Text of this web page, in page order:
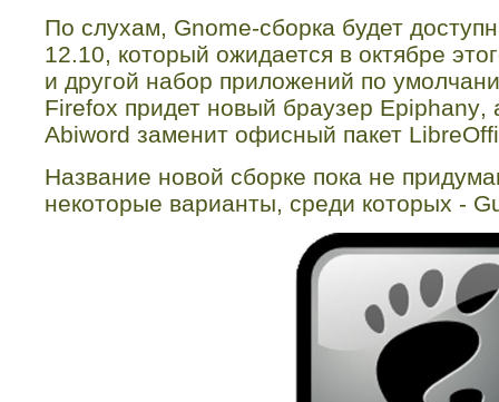
По слухам, Gnome-сборка будет
12.10, который ожидается в октябре
и другой набор приложений по
Firefox придет новый браузер Epiphany,
Abiword заменит офисный пакет
Название новой сборке пока не
некоторые варианты, среди которых -